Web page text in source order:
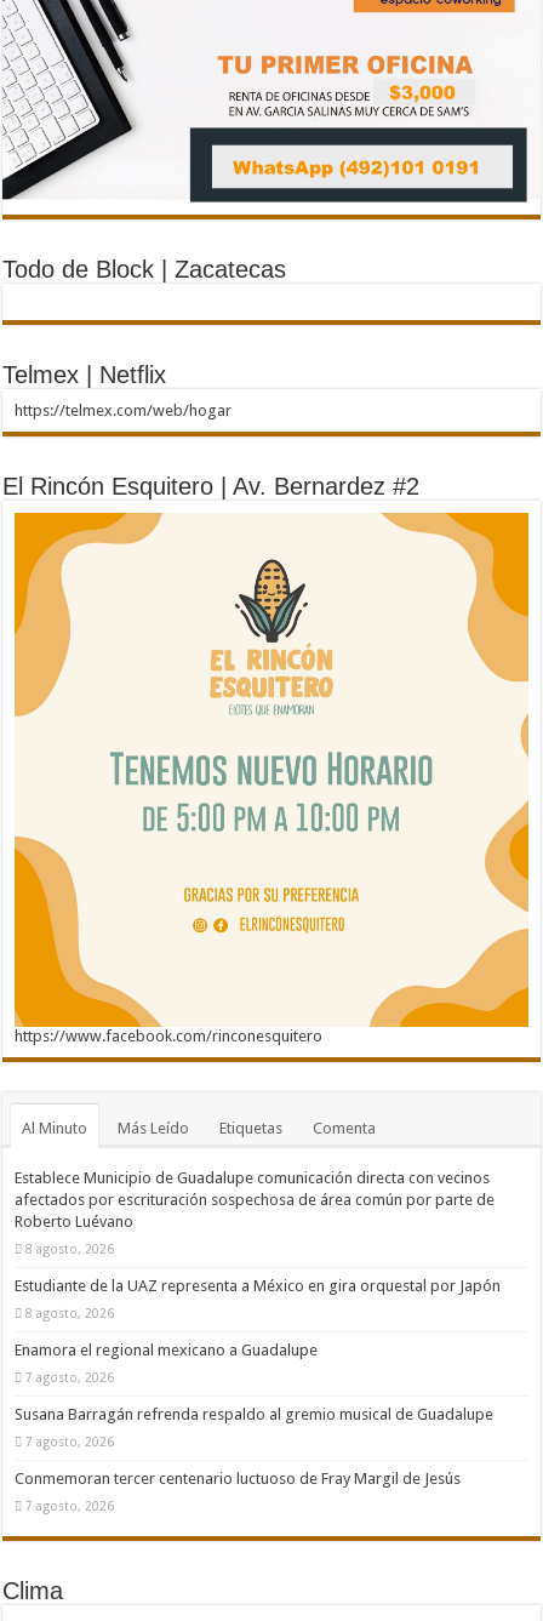
Todo de Block | Zacatecas
Telmex | Netflix
https://telmex.com/web/hogar
El Rincón Esquitero | Av. Bernardez #2
https://www.facebook.com/rinconesquitero
Al Minuto Más Leído Etiquetas Comenta
Establece Municipio de Guadalupe comunicación directa con vecinos
afectados por escrituración sospechosa de área común por parte de
Roberto Luévano
8 agosto, 2026
Estudiante de la UAZ representa a México en gira orquestal por Japón
8 agosto, 2026
Enamora el regional mexicano a Guadalupe
7 agosto, 2026
Susana Barragán refrenda respaldo al gremio musical de Guadalupe
7 agosto, 2026
Conmemoran tercer centenario luctuoso de Fray Margil de Jesús
7 agosto, 2026
Clima